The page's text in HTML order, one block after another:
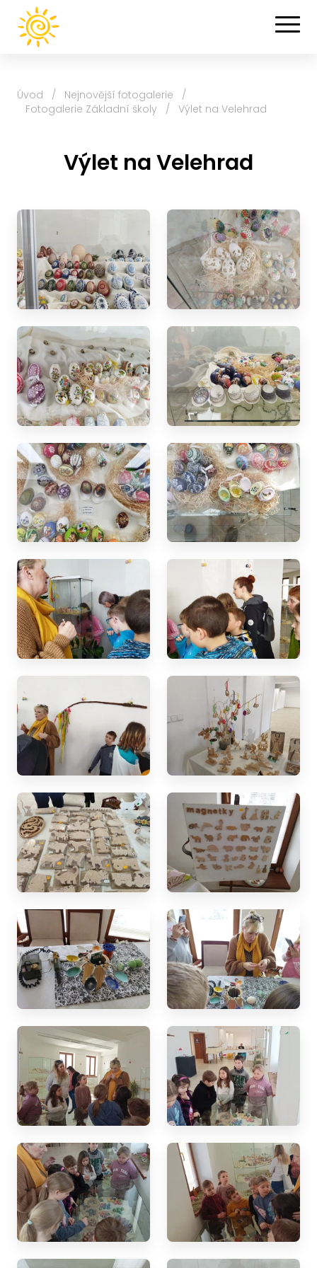
Úvod / Nejnovější fotogalerie
/
Fotogalerie Základní školy
/ Výlet na Velehrad
Výlet na Velehrad